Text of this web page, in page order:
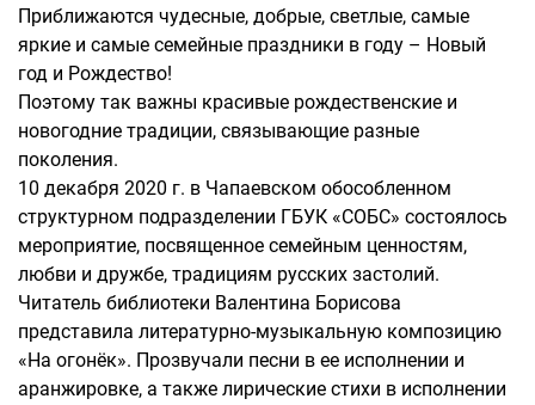
Приближаются чудесные, добрые, светлые, самые
яркие и самые семейные праздники в году – Новый
год и Рождество!
Поэтому так важны красивые рождественские и
новогодние традиции, связывающие разные
поколения.
10 декабря 2020 г. в Чапаевском обособленном
структурном подразделении ГБУК «СОБС» состоялось
мероприятие, посвященное семейным ценностям,
любви и дружбе, традициям русских застолий.
Читатель библиотеки Валентина Борисова
представила литературно-музыкальную композицию
«На огонёк». Прозвучали песни в ее исполнении и
аранжировке, а также лирические стихи в исполнении